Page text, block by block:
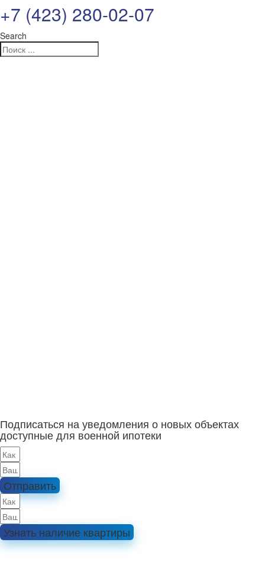
+7 (423) 280-02-07
Search
Подписаться на уведомления о новых объектах
доступные для военной ипотеки
Отправить
Узнать наличие квартиры